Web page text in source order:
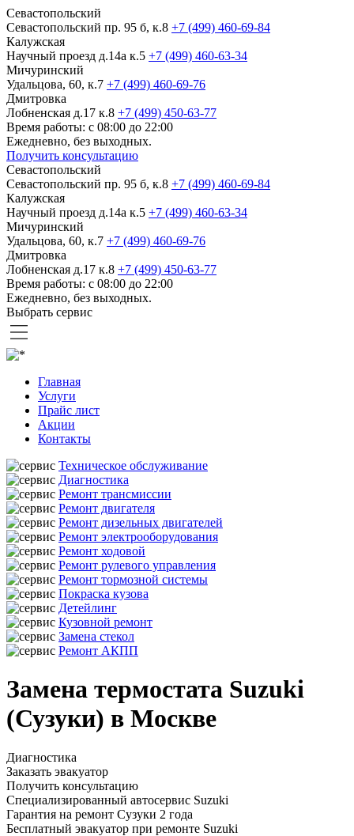
Севастопольский
Севастопольский пр. 95 б, к.8 +7 (499) 460-69-84
Калужская
Научный проезд д.14а к.5 +7 (499) 460-63-34
Мичуринский
Удальцова, 60, к.7 +7 (499) 460-69-76
Дмитровка
Лобненская д.17 к.8 +7 (499) 450-63-77
Время работы: с 08:00 до 22:00
Ежедневно, без выходных.
Получить консультацию
Севастопольский
Севастопольский пр. 95 б, к.8 +7 (499) 460-69-84
Калужская
Научный проезд д.14а к.5 +7 (499) 460-63-34
Мичуринский
Удальцова, 60, к.7 +7 (499) 460-69-76
Дмитровка
Лобненская д.17 к.8 +7 (499) 450-63-77
Время работы: с 08:00 до 22:00
Ежедневно, без выходных.
Выбрать сервис
Главная
Услуги
Прайс лист
Акции
Контакты
Техническое обслуживание
Диагностика
Ремонт трансмиссии
Ремонт двигателя
Ремонт дизельных двигателей
Ремонт электрооборудования
Ремонт ходовой
Ремонт рулевого управления
Ремонт тормозной системы
Покраска кузова
Детейлинг
Кузовной ремонт
Замена стекол
Ремонт АКПП
Замена термостата Suzuki
(Сузуки) в Москве
Диагностика
Заказать эвакуатор
Получить консультацию
Специализированный автосервис Suzuki
Гарантия на ремонт Сузуки 2 года
Бесплатный эвакуатор при ремонте Suzuki